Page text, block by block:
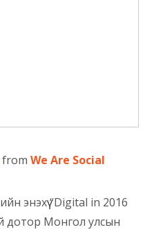
from We Are Social
энэхүү “Digital in 2016
дотор Монгол улсын